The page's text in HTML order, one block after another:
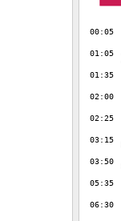
00:05
01:05
01:35
02:00
02:25
03:15
03:50
05:35
06:30